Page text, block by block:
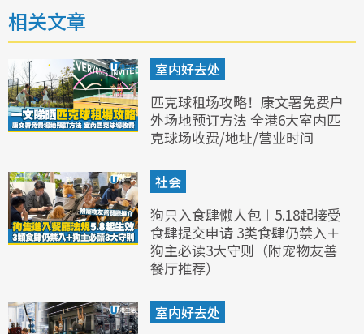
相关文章
室内好去处
匹克球租场攻略！康文署免费户
外场地预订方法 全港6大室内匹
克球场收费/地址/营业时间
社会
狗只入食肆懒人包︱5.18起接受
食肆提交申请 3类食肆仍禁入＋
狗主必读3大守则（附宠物友善
餐厅推荐）
室内好去处